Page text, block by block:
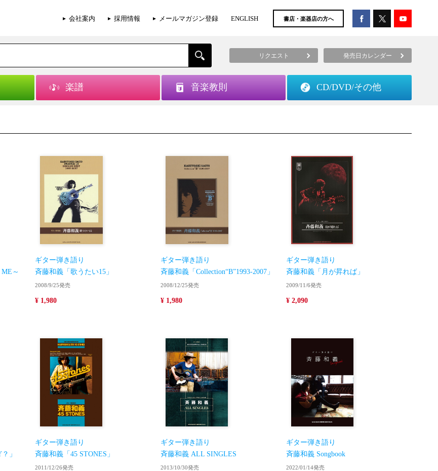
会社案内 採用情報 メールマガジン登録 ENGLISH 書店・楽器店の方へ
リクエスト 発売日カレンダー
楽譜 音楽教則 CD/DVD/その他
～
ギター弾き語り
斉藤和義「歌うたい15」
2008/9/25発売
¥ 1,980
ギター弾き語り
斉藤和義「Collection“B”1993-2007」
2008/12/25発売
¥ 1,980
ギター弾き語り
斉藤和義「月が昇れば」
2009/11/6発売
¥ 2,090
」
ギター弾き語り
斉藤和義「45 STONES」
2011/12/26発売
ギター弾き語り
斉藤和義 ALL SINGLES
2013/10/30発売
ギター弾き語り
斉藤和義 Songbook
2022/01/14発売